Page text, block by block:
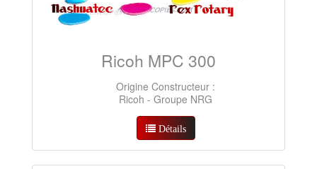
Ricoh MPC 300
Origine Constructeur :
Ricoh - Groupe NRG
Détails